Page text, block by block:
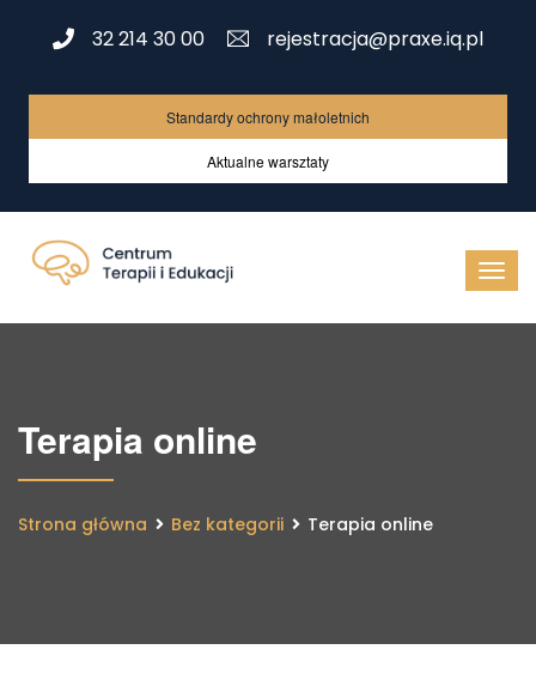
32 214 30 00 rejestracja@praxe.iq.pl
Standardy ochrony małoletnich
Aktualne warsztaty
Terapia online
Strona główna Bez kategorii Terapia online